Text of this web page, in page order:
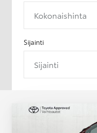
Kokonaishinta
Sijainti
Sijainti